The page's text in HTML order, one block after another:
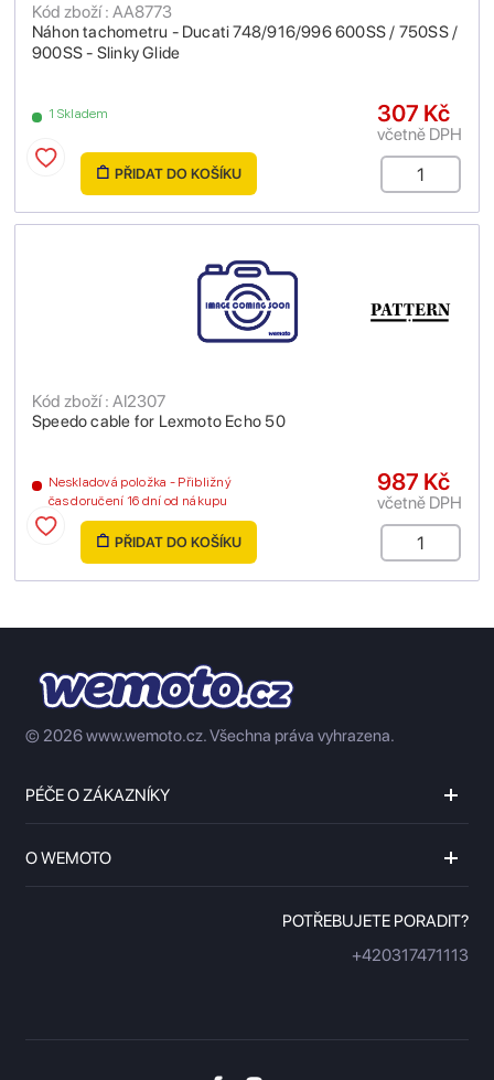
Náhon tachometru - Ducati 748/916/996 600SS / 750SS /
900SS - Slinky Glide
Kód zboží : AA8773
1 Skladem 307 Kč
včetně DPH
PŘIDAT DO KOŠÍKU
Speedo cable for Lexmoto Echo 50
Kód zboží : AI2307
Neskladová položka - Přibližný
čas doručení 16 dní od nákupu
987 Kč
včetně DPH
PŘIDAT DO KOŠÍKU
© 2026 www.wemoto.cz.Všechna práva vyhrazena.
PÉČE O ZÁKAZNÍKY
O WEMOTO
POTŘEBUJETE PORADIT?
+420317471113